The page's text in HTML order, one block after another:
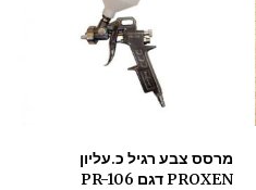
מרסס צבע רגיל כ.עליון
PROXEN דגם PR-106